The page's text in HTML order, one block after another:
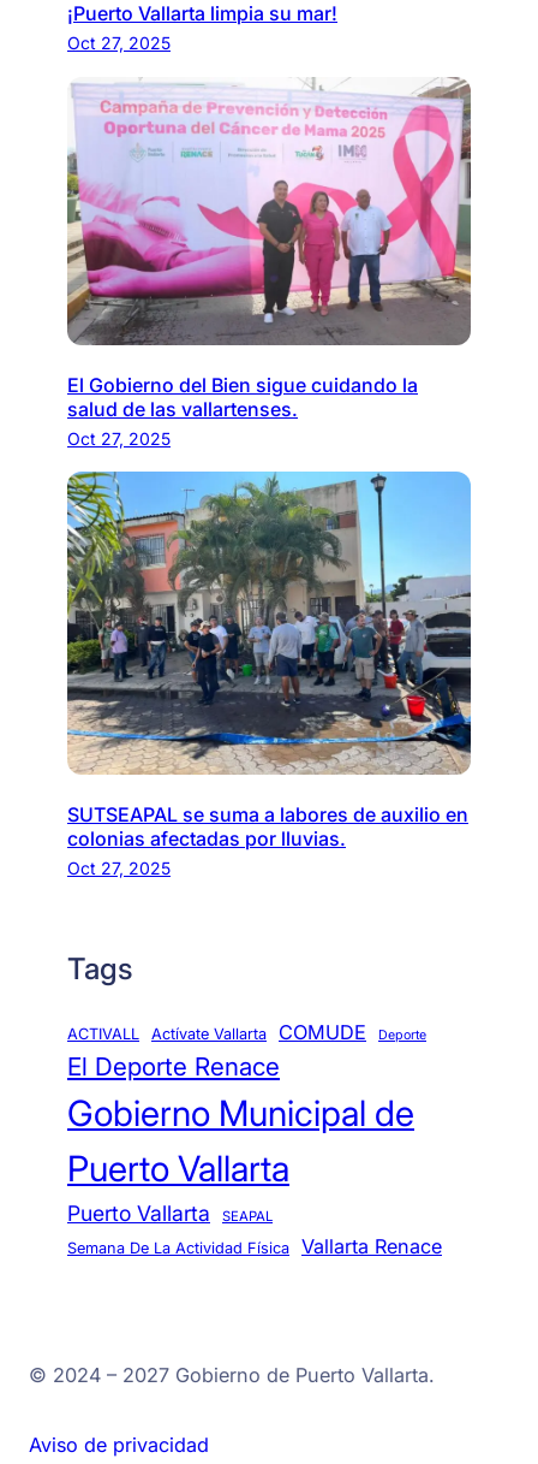
¡Puerto Vallarta limpia su mar!
Oct 27, 2025
El Gobierno del Bien sigue cuidando la
salud de las vallartenses.
Oct 27, 2025
SUTSEAPAL se suma a labores de auxilio en
colonias afectadas por lluvias.
Oct 27, 2025
Tags
ACTIVALL Actívate Vallarta COMUDE Deporte
El Deporte Renace
Gobierno Municipal de
Puerto Vallarta
Puerto Vallarta SEAPAL
Semana De La Actividad Física Vallarta Renace
© 2024 – 2027 Gobierno de Puerto Vallarta.
Aviso de privacidad